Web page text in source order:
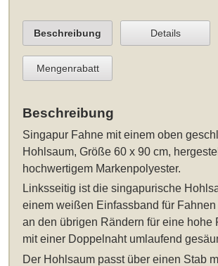
Beschreibung Details
Mengenrabatt
Beschreibung
Singapur Fahne mit einem oben
Hohlsaum, Größe 60 x 90 cm,
hochwertigem Markenpolyester.
Linksseitig ist die singapurische
einem weißen Einfassband für Fahnen
an den übrigen Rändern für eine hohe
mit einer Doppelnaht umlaufend
Der Hohlsaum passt über einen Stab